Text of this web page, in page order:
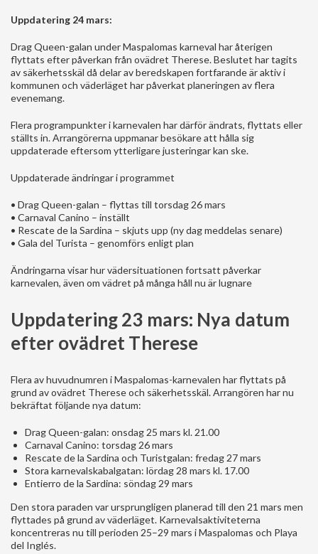
Uppdatering 24 mars:
Drag Queen-galan under Maspalomas karneval har återigen
flyttats efter påverkan från ovädret Therese. Beslutet har tagits
av säkerhetsskäl då delar av beredskapen fortfarande är aktiv i
kommunen och väderläget har påverkat planeringen av flera
evenemang.
Flera programpunkter i karnevalen har därför ändrats, flyttats eller
ställts in. Arrangörerna uppmanar besökare att hålla sig
uppdaterade eftersom ytterligare justeringar kan ske.
Uppdaterade ändringar i programmet
• Drag Queen-galan – flyttas till torsdag 26 mars
• Carnaval Canino – inställt
• Rescate de la Sardina – skjuts upp (ny dag meddelas senare)
• Gala del Turista – genomförs enligt plan
Ändringarna visar hur vädersituationen fortsatt påverkar
karnevalen, även om vädret på många håll nu är lugnare
Uppdatering 23 mars: Nya datum
efter ovädret Therese
Flera av huvudnumren i Maspalomas-karnevalen har flyttats på
grund av ovädret Therese och säkerhetsskäl. Arrangören har nu
bekräftat följande nya datum:
Drag Queen-galan: onsdag 25 mars kl. 21.00
Carnaval Canino: torsdag 26 mars
Rescate de la Sardina och Turistgalan: fredag 27 mars
Stora karnevalskabalgatan: lördag 28 mars kl. 17.00
Entierro de la Sardina: söndag 29 mars
Den stora paraden var ursprungligen planerad till den 21 mars men
flyttades på grund av väderläget. Karnevalsaktiviteterna
koncentreras nu till perioden 25–29 mars i Maspalomas och Playa
del Inglés.